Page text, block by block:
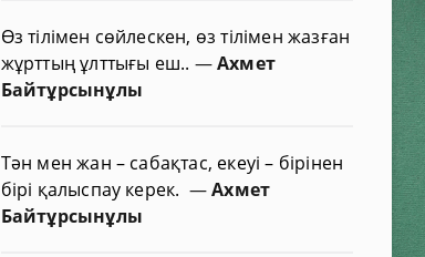
Өз тілімен сөйлескен, өз тілімен жазған
жұрттың ұлттығы еш.. —Ахмет
Байтұрсынұлы
Тән мен жан – сабақтас, екеуі – бірінен
бірі қалыспау керек. —Ахмет
Байтұрсынұлы